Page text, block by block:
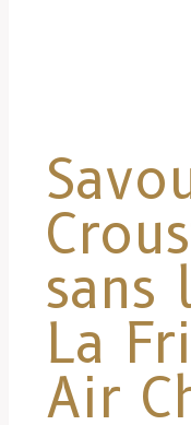
sans
La
Air